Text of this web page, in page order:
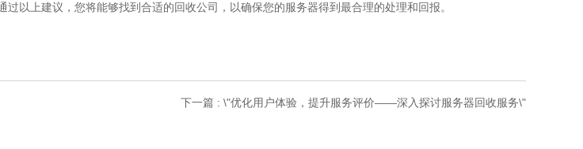
以上建议，您将能够找到合适的回收公司，以确保您的服务器得到最合理的处理和回报。
下一篇 : \"优化用户体验，提升服务评价——深入探讨服务器回收服务\"